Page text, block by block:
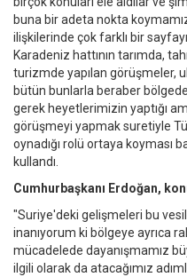
buna bir adeta nokta
ilişkilerinde çok farklı bir
Karadeniz hattının tarımda,
turizmde yapılan görüşmeler,
bütün bunlarla beraber
gerek heyetlerimizin yaptığı
görüşmeyi yapmak suretiyle
oynadığı rolü ortaya koyması
kullandı.
Cumhurbaşkanı Erdoğan,
"Suriye'deki gelişmeleri bu
inanıyorum ki bölgeye ayrıca
mücadelede dayanışmamız
ilgili olarak da atacağımız